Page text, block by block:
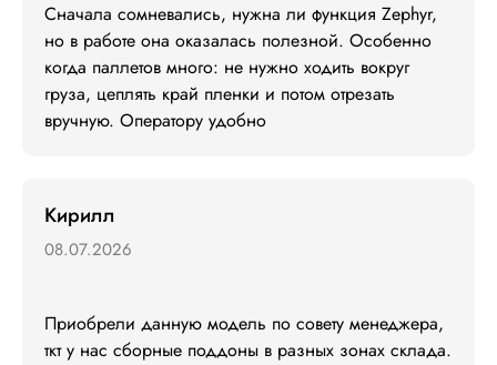
Сначала сомневались, нужна ли функция Zephyr,
но в работе она оказалась полезной. Особенно
когда паллетов много: не нужно ходить вокруг
груза, цеплять край пленки и потом отрезать
вручную. Оператору удобно
Кирилл
08.07.2026
Приобрели данную модель по совету менеджера,
ткт у нас сборные поддоны в разных зонах склада.